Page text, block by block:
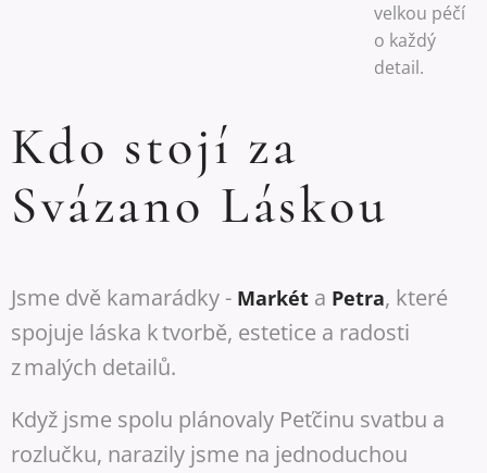
velkou péčí
o každý
detail.
Kdo stojí za
Svázano Láskou
Jsme dvě kamarádky - Markét a Petra, které
spojuje láska k tvorbě, estetice a radosti
z malých detailů.
Když jsme spolu plánovaly Peťčinu svatbu a
rozlučku, narazily jsme na jednoduchou